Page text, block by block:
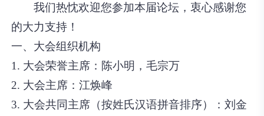
我们热忱欢迎您参加本届论坛，衷心感谢您
的大力支持！
一、大会组织机构
1. 大会荣誉主席： 陈小明，毛宗万
2. 大会主席：江焕峰
3. 大会共同主席（按姓氏汉语拼音排序）：刘金